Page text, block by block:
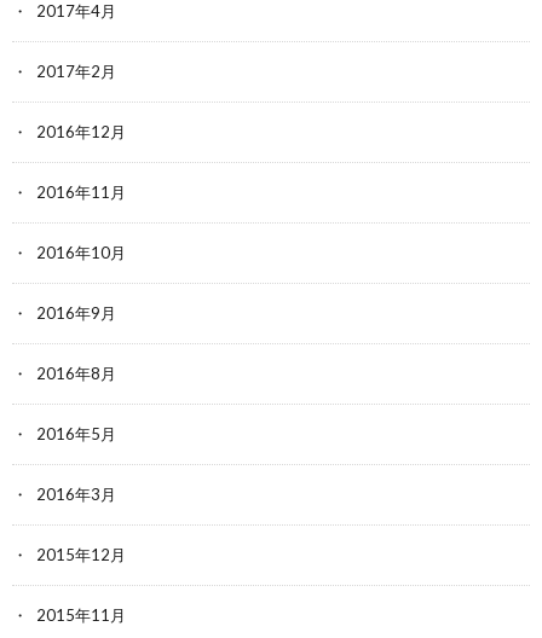
2017年4月
2017年2月
2016年12月
2016年11月
2016年10月
2016年9月
2016年8月
2016年5月
2016年3月
2015年12月
2015年11月